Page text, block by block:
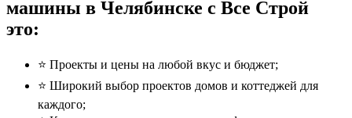
машины в Челябинске с Все Строй
это:
⭐️ Проекты и цены на любой вкус и бюджет;
⭐️ Широкий выбор проектов домов и коттеджей для
каждого;